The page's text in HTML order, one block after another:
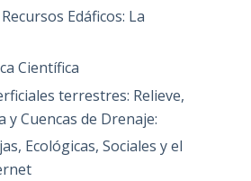
Edáficos: La
Científica
terrestres: Relieve,
Cuencas de Drenaje:
Ecológicas, Sociales y el